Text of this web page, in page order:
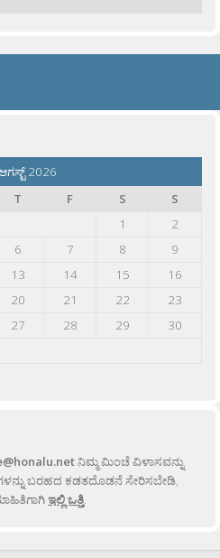
2026
T F S
S
1
2
6 7 8
9
13 14 15
16
20 21 22
23
27 28 29
30
ನಿಮ್ಮ ಮಿಂಚೆ ವಿಳಾಸವನ್ನು
ಬರಹದ ಕಡತದೊಡನೆ ಸೇರಿಸಬೇಡಿ,
ಇಲ್ಲಿ ಒತ್ತಿ.